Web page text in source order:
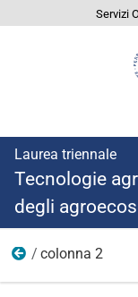
Servizi
Laurea triennale
Tecnologie
degli
dopo laurea
colonna 2